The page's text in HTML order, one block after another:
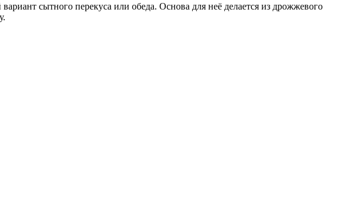
сытного перекуса или обеда. Основа для неё делается из дрожжевого